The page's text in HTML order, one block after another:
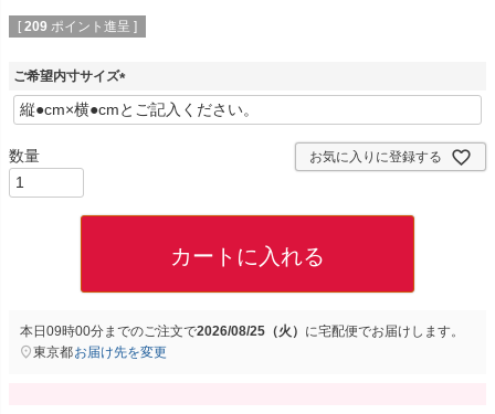
[ 209 ポイント進呈 ]
ご希望内寸サイズ
(
必
お気に入りに登録する
カートに入れる
本日 09時00分までのご注文で2026/08/25（火） に宅配便でお届けします。
東京都お届け先を変更